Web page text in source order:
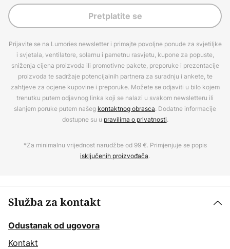
Pretplatite se
Prijavite se na Lumories newsletter i primajte povoljne ponude za svjetiljke
i svjetala, ventilatore, solarnu i pametnu rasvjetu, kupone za popuste,
sniženja cijena proizvoda ili promotivne pakete, preporuke i prezentacije
proizvoda te sadržaje potencijalnih partnera za suradnju i ankete, te
zahtjeve za ocjene kupovine i preporuke. Možete se odjaviti u bilo kojem
trenutku putem odjavnog linka koji se nalazi u svakom newsletteru ili
slanjem poruke putem našeg kontaktnog obrasca. Dodatne informacije
dostupne su u pravilima o privatnosti.
*Za minimalnu vrijednost narudžbe od 99 €. Primjenjuje se popis
isključenih proizvođača.
Služba za kontakt
Odustanak od ugovora
Kontakt